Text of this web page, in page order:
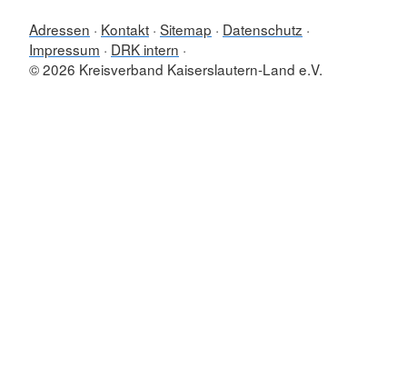
Adressen Kontakt Sitemap
Datenschutz
Impressum
DRK intern
© 2026 Kreisverband Kaiserslautern-Land e.V.